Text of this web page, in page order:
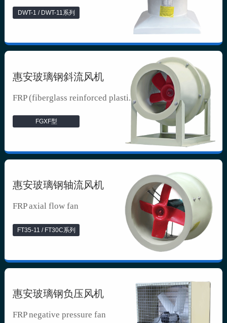
DWT-1 / DWT-11系列
惠安玻璃钢斜流风机
FRP (fiberglass reinforced plasti...
FGXF型
惠安玻璃钢轴流风机
FRP axial flow fan
FT35-11 / FT30C系列
惠安玻璃钢负压风机
FRP negative pressure fan